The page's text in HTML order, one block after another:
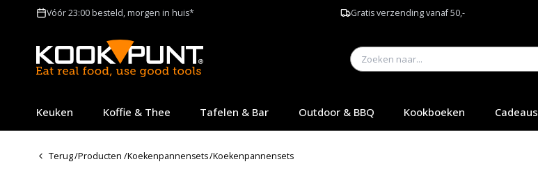
Vóór 23:00 besteld, morgen in huis* Gratis verzending vanaf 50,-
Keuken Koffie & Thee Tafelen & Bar Outdoor & BBQ Kookboeken Cadeaus
Terug/Producten /Koekenpannensets/Koekenpannensets